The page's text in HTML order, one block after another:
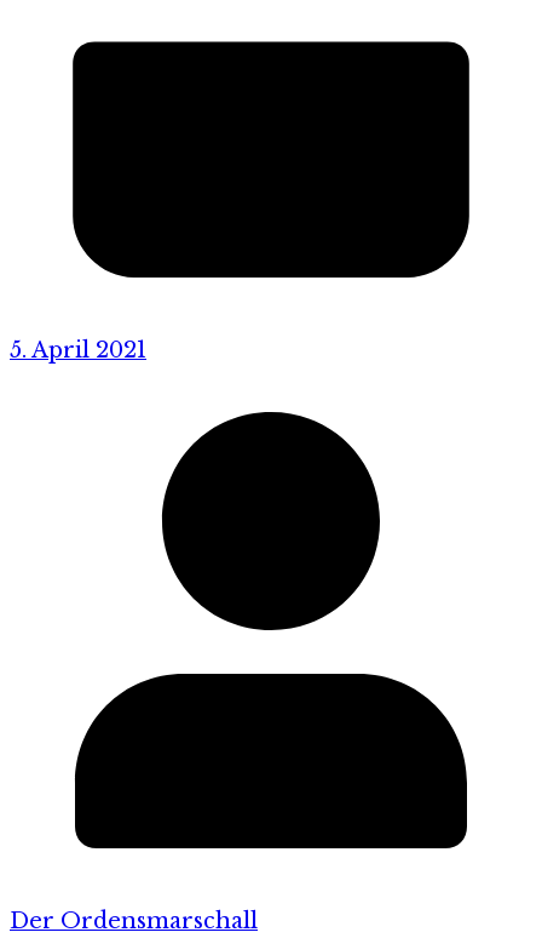
5. April 2021
Der Ordensmarschall